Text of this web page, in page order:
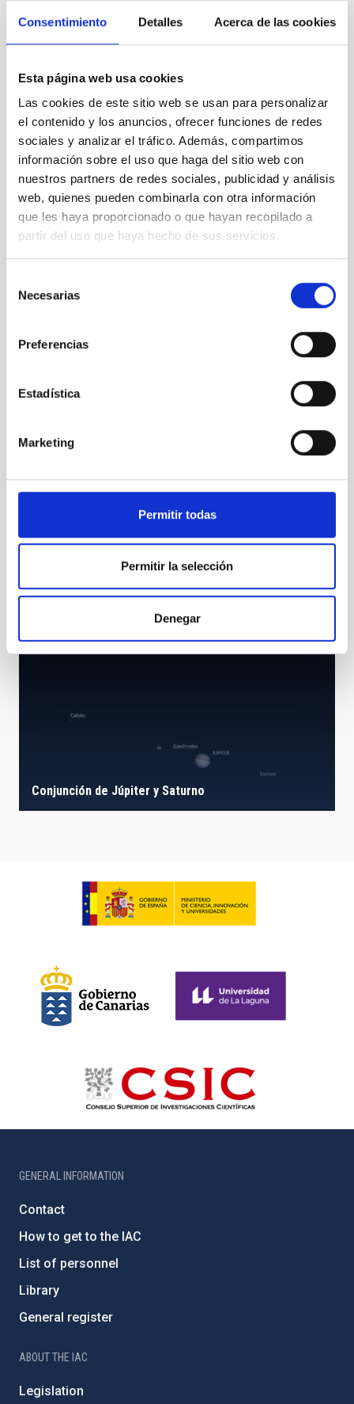
Consentimiento Detalles Acerca de las cookies
Esta página web usa cookies
Las cookies de este sitio web se usan para personalizar
el contenido y los anuncios, ofrecer funciones de redes
sociales y analizar el tráfico. Además, compartimos
información sobre el uso que haga del sitio web con
nuestros partners de redes sociales, publicidad y análisis
web, quienes pueden combinarla con otra información
que les haya proporcionado o que hayan recopilado a
partir del uso que haya hecho de sus servicios.
Necesarias
Preferencias
Estadística
Marketing
Permitir todas
Permitir la selección
Denegar
MASCARA-2b /KELT-20b ultra hot Jupiter
Conjunción de Júpiter y Saturno
GENERAL INFORMATION
Contact
How to get to the IAC
List of personnel
Library
General register
ABOUT THE IAC
Legislation